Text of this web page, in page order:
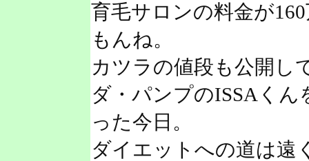
育毛サロンの料金が
もんね。
カツラの値段も公開し
ダ・パンプのISSAく
った今日。
ダイエットへの道は遠